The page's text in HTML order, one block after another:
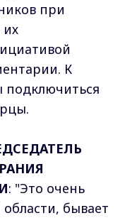
при
их
К
подключиться
: "Это очень
бывает